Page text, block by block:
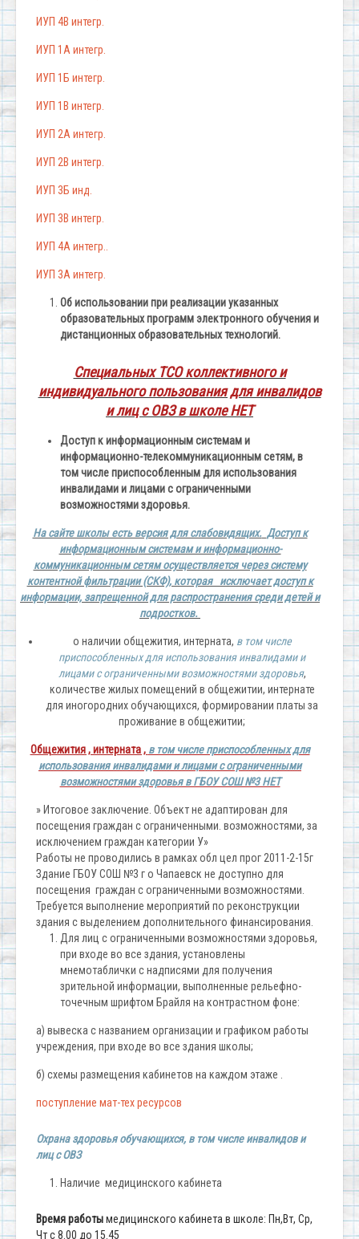
ИУП 4В интегр.
ИУП 1А интегр.
ИУП 1Б интегр.
ИУП 1В интегр.
ИУП 2А интегр.
ИУП 2В интегр.
ИУП 3Б инд.
ИУП 3В интегр.
ИУП 4А интегр..
ИУП 3А интегр.
Об использовании при реализации указанных
образовательных программ электронного обучения и
дистанционных образовательных технологий.
​Специальных ТСО коллективного и
индивидуального пользования для инвалидов
и лиц с ОВЗ в школе НЕТ
Доступ к информационным системам и
информационно-телекоммуникационным сетям, в
том числе приспособленным для использования
инвалидами и лицами с ограниченными
возможностями здоровья.
На сайте школы есть версия для слабовидящих. Доступ к
информационным системам и информационно-
коммуникационным сетям осуществляется через систему
контентной фильтрации (СКФ), которая исключает доступ к
информации, запрещенной для распространения среди детей и
подростков.
о наличии общежития, интерната, в том числе
приспособленных для использования инвалидами и
лицами с ограниченными возможностями здоровья,
количестве жилых помещений в общежитии, интернате
для иногородних обучающихся, формировании платы за
проживание в общежитии;
Общежития , интерната , в том числе приспособленных для
использования инвалидами и лицами с ограниченными
возможностями здоровья в ГБОУ СОШ №3 НЕТ
» Итоговое заключение. Объект не адаптирован для
посещения граждан с ограниченными. возможностями, за
исключением граждан категории У»
Работы не проводились в рамках обл цел прог 2011-2-15г
Здание ГБОУ СОШ №3 г о Чапаевск не доступно для
посещения граждан с ограниченными возможностями.
Требуется выполнение мероприятий по реконструкции
здания с выделением дополнительного финансирования.
Для лиц с ограниченными возможностями здоровья,
при входе во все здания, установлены
мнемотаблички с надписями для получения
зрительной информации, выполненные рельефно-
точечным шрифтом Брайля на контрастном фоне:
а) вывеска с названием организации и графиком работы
учреждения, при входе во все здания школы;
б) схемы размещения кабинетов на каждом этаже .
поступление мат-тех ресурсов
Охрана здоровья обучающихся, в том числе инвалидов и
лиц с ОВЗ
Наличие медицинского кабинета
Время работымедицинского кабинета в школе: Пн,Вт, Ср,
Чт с 8.00 до 15.45